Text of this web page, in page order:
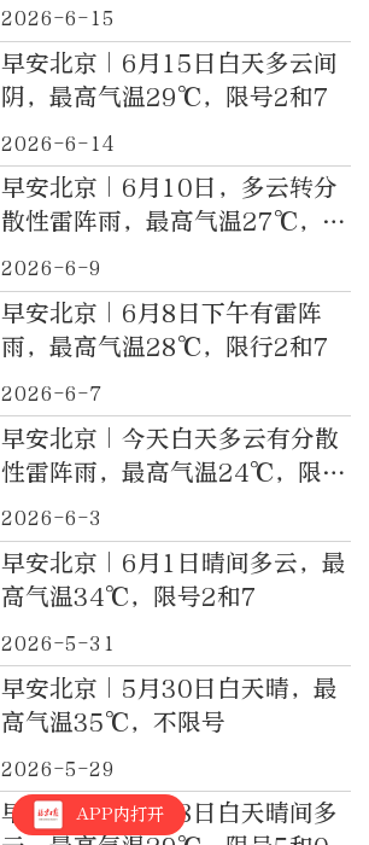
和8
2026-6-15
早安北京｜6月15日白天多云间
阴，最高气温29℃，限号2和7
2026-6-14
早安北京｜6月10日，多云转分
散性雷阵雨，最高气温27℃，限
号4和9
2026-6-9
早安北京｜6月8日下午有雷阵
雨，最高气温28℃，限行2和7
2026-6-7
早安北京｜今天白天多云有分散
性雷阵雨，最高气温24℃，限号
5和0
2026-6-3
早安北京｜6月1日晴间多云，最
高气温34℃，限号2和7
2026-5-31
早安北京｜5月30日白天晴，最
高气温35℃，不限号
2026-5-29
早安北京｜5月28日白天晴间多
APP内打开